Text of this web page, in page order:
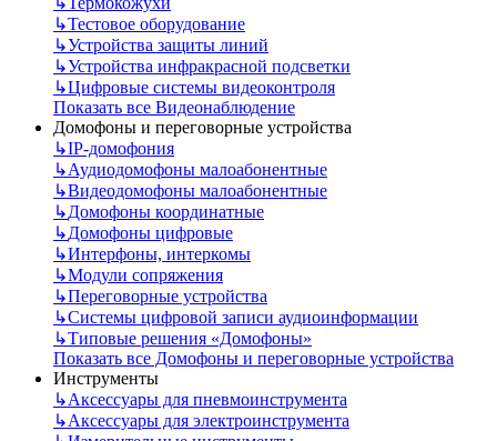
↳Тестовое оборудование
↳Устройства защиты линий
↳Устройства инфракрасной подсветки
↳Цифровые системы видеоконтроля
Показать все Видеонаблюдение
Домофоны и переговорные устройства
↳IP-домофония
↳Аудиодомофоны малоабонентные
↳Видеодомофоны малоабонентные
↳Домофоны координатные
↳Домофоны цифровые
↳Интерфоны, интеркомы
↳Модули сопряжения
↳Переговорные устройства
↳Системы цифровой записи аудиоинформации
↳Типовые решения «Домофоны»
Показать все Домофоны и переговорные устройства
Инструменты
↳Аксессуары для пневмоинструмента
↳Аксессуары для электроинструмента